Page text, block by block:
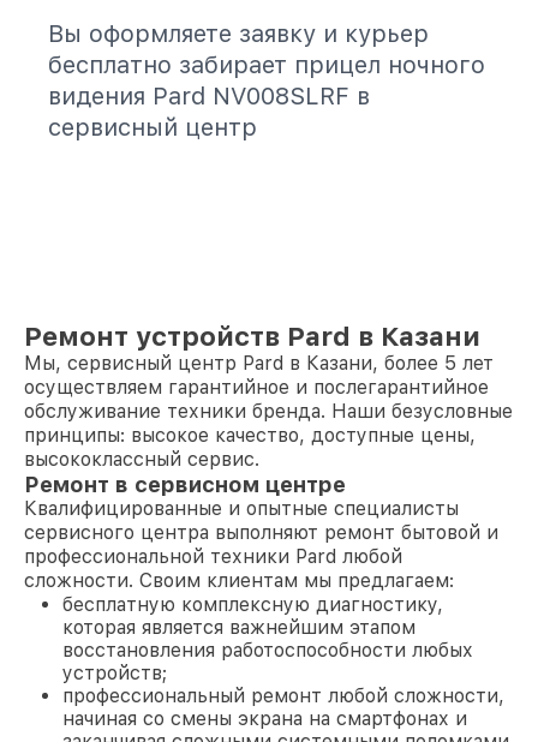
Вы оформляете заявку и курьер
бесплатно забирает прицел ночного
видения Pard NV008SLRF в
сервисный центр
Ремонт устройств Pard в Казани
Мы, сервисный центр Pard в Казани, более 5 лет
осуществляем гарантийное и послегарантийное
обслуживание техники бренда. Наши безусловные
принципы: высокое качество, доступные цены,
высококлассный сервис.
Ремонт в сервисном центре
Квалифицированные и опытные специалисты
сервисного центра выполняют ремонт бытовой и
профессиональной техники Pard любой
сложности. Своим клиентам мы предлагаем:
бесплатную комплексную диагностику,
которая является важнейшим этапом
восстановления работоспособности любых
устройств;
профессиональный ремонт любой сложности,
начиная со смены экрана на смартфонах и